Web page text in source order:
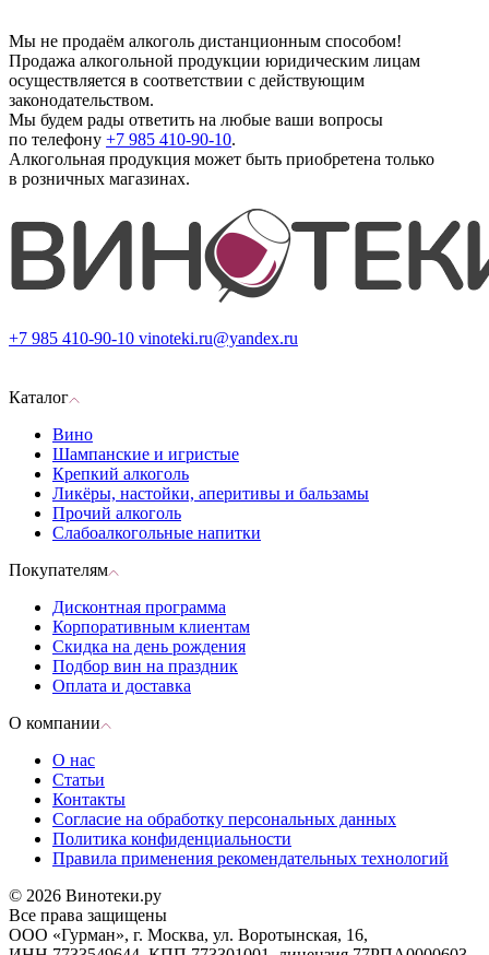
Мы не продаём алкоголь дистанционным способом!
Продажа алкогольной продукции юридическим лицам
осуществляется в соответствии с действующим
законодательством.
Мы будем рады ответить на любые ваши вопросы
по телефону +7 985 410-90-10.
Алкогольная продукция может быть приобретена только
в розничных магазинах.
+7 985 410-90-10 vinoteki.ru@yandex.ru
Каталог
Вино
Шампанские и игристые
Крепкий алкоголь
Ликёры, настойки, аперитивы и бальзамы
Прочий алкоголь
Слабоалкогольные напитки
Покупателям
Дисконтная программа
Корпоративным клиентам
Скидка на день рождения
Подбор вин на праздник
Оплата и доставка
О компании
О нас
Статьи
Контакты
Согласие на обработку персональных данных
Политика конфиденциальности
Правила применения рекомендательных технологий
© 2026 Винотеки.ру
Все права защищены
ООО «Гурман», г. Москва, ул. Воротынская, 16,